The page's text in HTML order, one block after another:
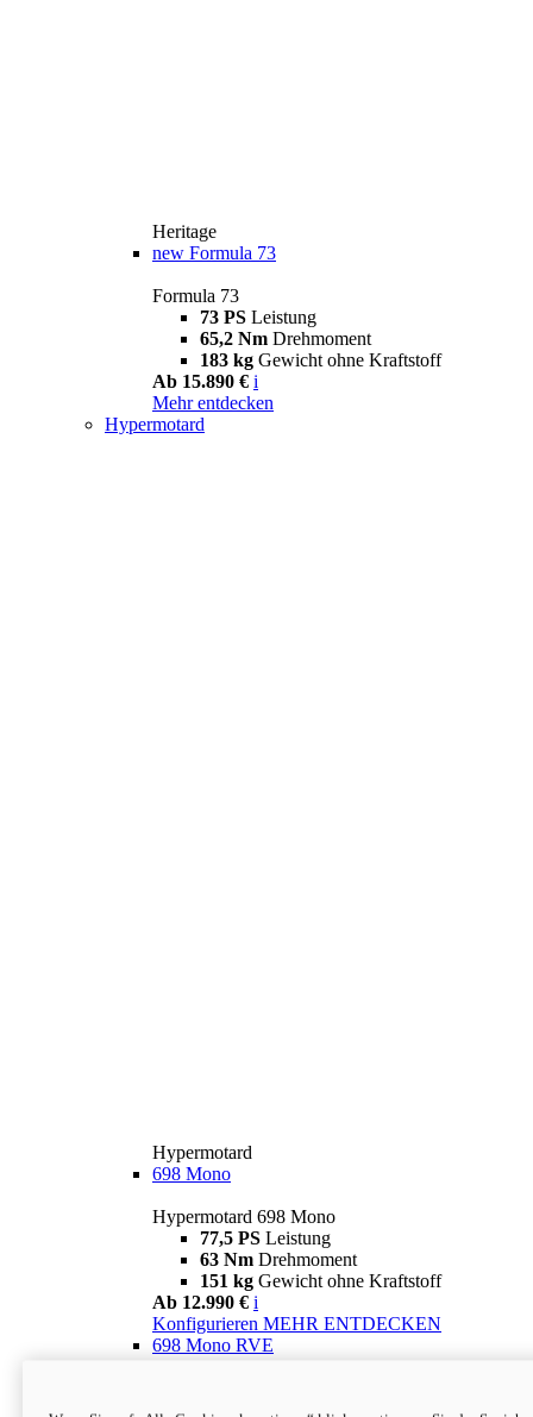
Heritage
new Formula 73
Formula 73
73 PS Leistung
65,2 Nm Drehmoment
183 kg Gewicht ohne Kraftstoff
Ab 15.890 € i
Mehr entdecken
Hypermotard
Hypermotard
698 Mono
Hypermotard 698 Mono
77,5 PS Leistung
63 Nm Drehmoment
151 kg Gewicht ohne Kraftstoff
Ab 12.990 € i
Konfigurieren MEHR ENTDECKEN
698 Mono RVE
77,5 PS
Leistung